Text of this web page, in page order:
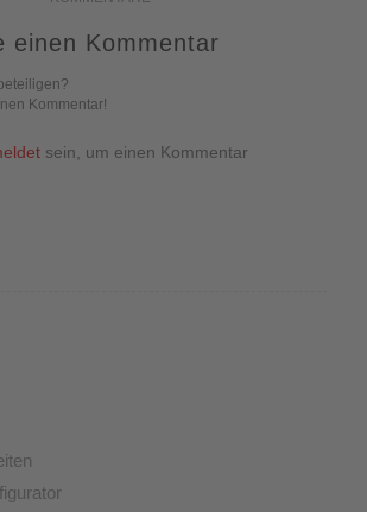
einen Kommentar
Kommentar!
sein, um einen Kommentar